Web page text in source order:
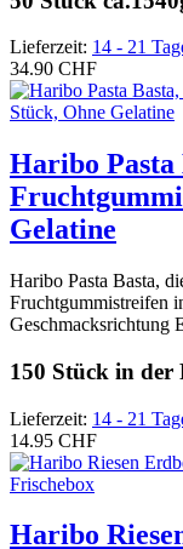
Lieferzeit: 14 - 21
34.90 CHF
Haribo Pasta
Fruchtgummi
Gelatine
Haribo Pasta Basta,
Fruchtgummistreifen
Geschmacksrichtung
150 Stück in der
Lieferzeit: 14 - 21
14.95 CHF
Haribo